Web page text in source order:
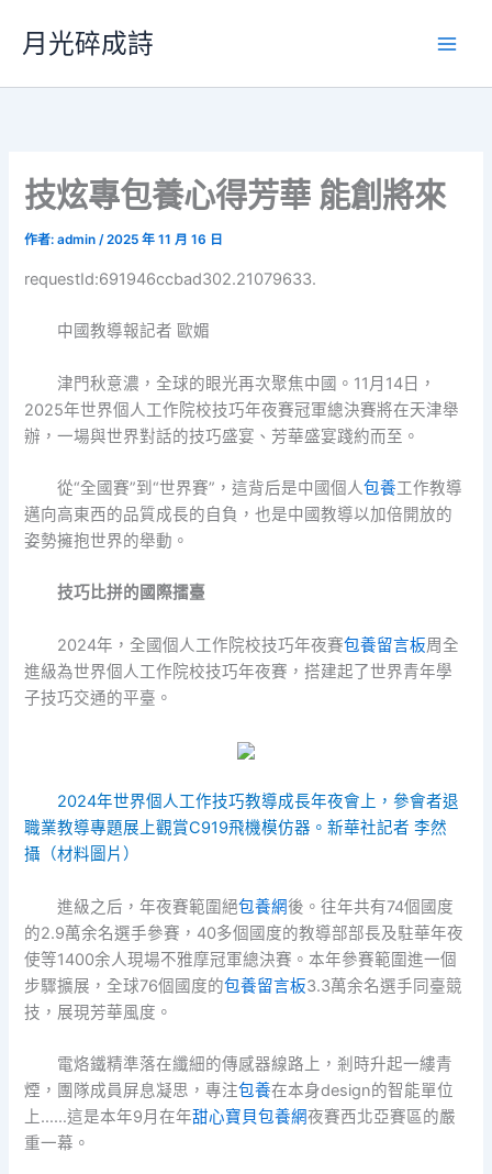
要
月光碎成詩
技炫專包養心得芳華 能創將來
作者:admin/2025 年 11 月 16 日
requestId:691946ccbad302.21079633.
中國教導報記者 歐媚
津門秋意濃，全球的眼光再次聚焦中國。11月14日，
2025年世界個人工作院校技巧年夜賽冠軍總決賽將在天津舉
辦，一場與世界對話的技巧盛宴、芳華盛宴踐約而至。
從“全國賽”到“世界賽”，這背后是中國個人包養工作教導
邁向高東西的品質成長的自負，也是中國教導以加倍開放的
姿勢擁抱世界的舉動。
技巧比拼的國際擂臺
2024年，全國個人工作院校技巧年夜賽包養留言板周全
進級為世界個人工作院校技巧年夜賽，搭建起了世界青年學
子技巧交通的平臺。
2024年世界個人工作技巧教導成長年夜會上，參會者退
職業教導專題展上觀賞C919飛機模仿器。新華社記者 李然
攝（材料圖片）
進級之后，年夜賽範圍絕包養網後。往年共有74個國度
的2.9萬余名選手參賽，40多個國度的教導部部長及駐華年夜
使等1400余人現場不雅摩冠軍總決賽。本年參賽範圍進一個
步驟擴展，全球76個國度的包養留言板3.3萬余名選手同臺競
技，展現芳華風度。
電烙鐵精準落在纖細的傳感器線路上，剎時升起一縷青
煙，團隊成員屏息凝思，專注包養在本身design的智能單位
上……這是本年9月在年甜心寶貝包養網夜賽西北亞賽區的嚴
重一幕。